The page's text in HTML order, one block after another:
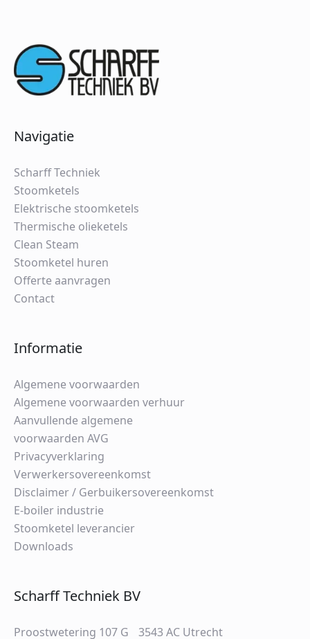
Navigatie
Scharff Techniek
Stoomketels
Elektrische stoomketels
Thermische olieketels
Clean Steam
Stoomketel huren
Offerte aanvragen
Contact
Informatie
Algemene voorwaarden
Algemene voorwaarden verhuur
Aanvullende algemene
voorwaarden AVG
Privacyverklaring
Verwerkersovereenkomst
Disclaimer / Gerbuikersovereenkomst
E-boiler industrie
Stoomketel leverancier
Downloads
Scharff Techniek BV
Proostwetering 107 G 3543 AC Utrecht